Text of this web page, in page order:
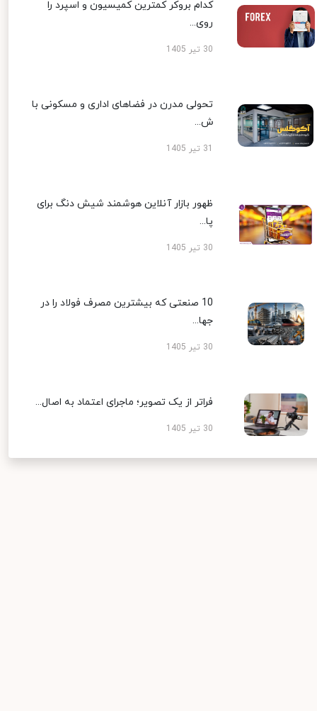
کدام بروکر کمترین کمیسیون و اسپرد را
روی...
30 تیر 1405
تحولی مدرن در فضاهای اداری و مسکونی با
ش...
ظهور بازار آنلاین هوشمند شیش دنگ برای
پا...
30 تیر 1405
10 صنعتی که بیشترین مصرف فولاد را در
جها...
30 تیر 1405
فراتر از یک تصویر؛ ماجرای اعتماد به اصال...
30 تیر 1405